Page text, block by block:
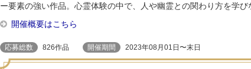
ー要素の強い作品。心霊体験の中で、人や幽霊との関わり方を学び
開催概要はこちら
応募総数 826作品 開催期間 2023年08月01日〜末日